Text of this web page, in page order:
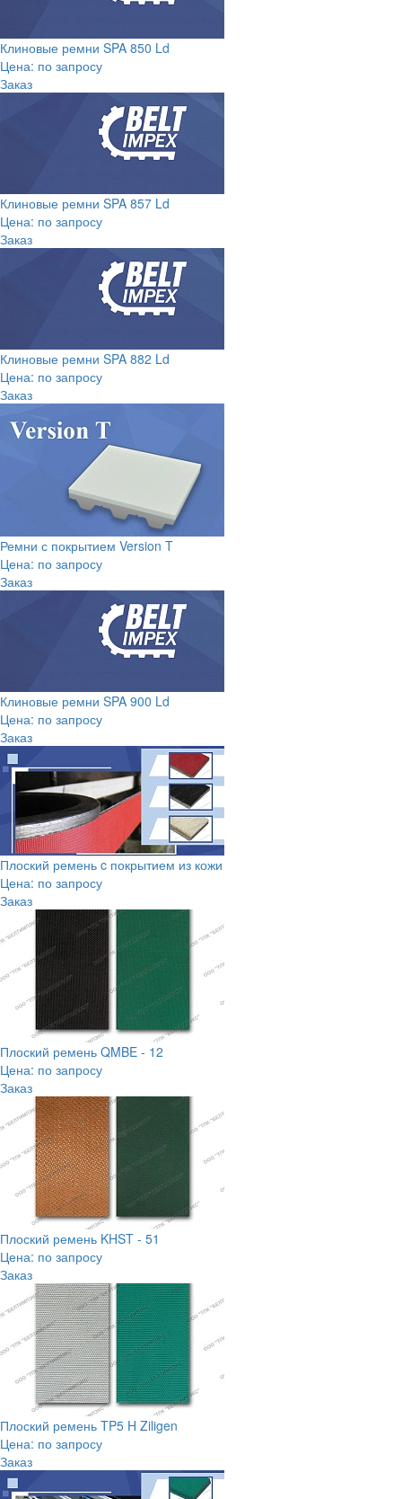
Клиновые ремни SPA 850 Ld
Цена: по запросу
Заказ
Клиновые ремни SPA 857 Ld
Цена: по запросу
Заказ
Клиновые ремни SPA 882 Ld
Цена: по запросу
Заказ
Ремни с покрытием Version T
Цена: по запросу
Заказ
Клиновые ремни SPA 900 Ld
Цена: по запросу
Заказ
Плоский ремень c покрытием из кожи
Цена: по запросу
Заказ
Плоский ремень QMBE - 12
Цена: по запросу
Заказ
Плоский ремень KHST - 51
Цена: по запросу
Заказ
Плоский ремень TP5 H Ziligen
Цена: по запросу
Заказ